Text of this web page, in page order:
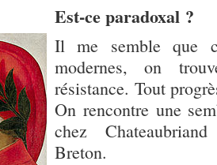
Est-ce paradoxal ?
Il me semble que
modernes, on
résistance. Tout
On rencontre une
chez
Breton.